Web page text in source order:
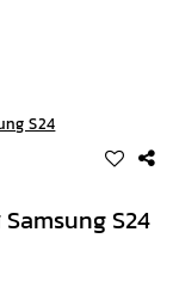
S24
S24